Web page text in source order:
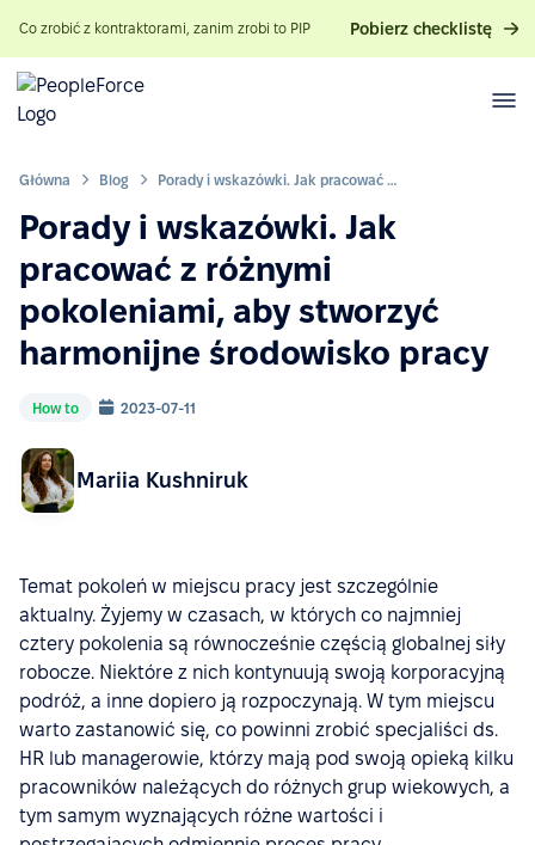
Co zrobić z kontraktorami, zanim zrobi to PIP Pobierz checklistę
Główna Blog Porady i wskazówki. Jak pracować z różnymi pokoleniami, aby stworzyć harmonijne środowisko pracy
Porady i wskazówki. Jak
pracować z różnymi
pokoleniami, aby stworzyć
harmonijne środowisko pracy
How to 2023-07-11
Mariia Kushniruk
Temat pokoleń w miejscu pracy jest szczególnie
aktualny. Żyjemy w czasach, w których co najmniej
cztery pokolenia są równocześnie częścią globalnej siły
robocze. Niektóre z nich kontynuują swoją korporacyjną
podróż, a inne dopiero ją rozpoczynają. W tym miejscu
warto zastanowić się, co powinni zrobić specjaliści ds.
HR lub managerowie, którzy mają pod swoją opieką kilku
pracowników należących do różnych grup wiekowych, a
tym samym wyznających różne wartości i